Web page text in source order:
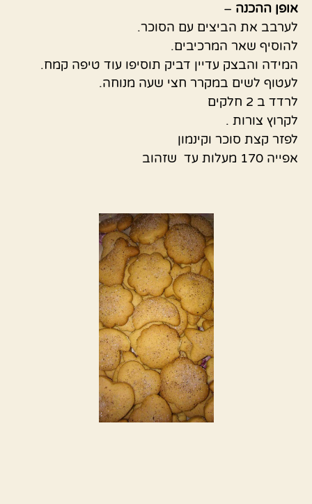
אופן ההכנה –
לערבב את הביצים עם הסוכר.
להוסיף שאר המרכיבים.
המידה והבצק עדיין דביק תוסיפו עוד טיפה קמח.
לעטוף לשים במקרר חצי שעה מנוחה.
לרדד ב 2 חלקים
לקרוץ צורות .
לפזר קצת סוכר וקינמון
אפייה 170 מעלות עד שזהוב